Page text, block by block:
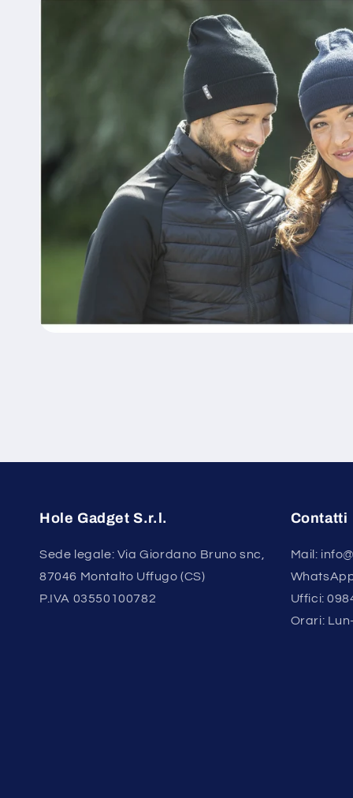
Hole Gadget S.r.l.
Sede legale: Via Giordano Bruno snc,
87046 Montalto Uffugo (CS)
P.IVA 03550100782
Contatti
Mail:
Uffici:
Orari: